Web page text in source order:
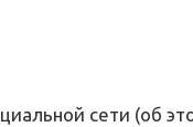
сети (об